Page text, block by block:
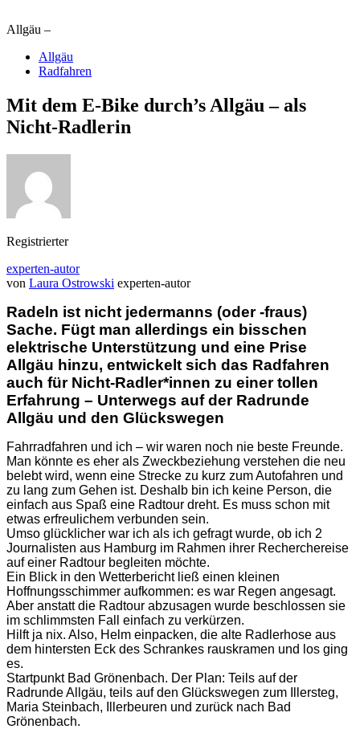
Allgäu –
Allgäu
Radfahren
Mit dem E-Bike durch’s Allgäu – als
Nicht-Radlerin
Registrierter
experten-autor
von Laura Ostrowski experten-autor
Radeln ist nicht jedermanns (oder -fraus)
Sache. Fügt man allerdings ein bisschen
elektrische Unterstützung und eine Prise
Allgäu hinzu, entwickelt sich das Radfahren
auch für Nicht-Radler*innen zu einer tollen
Erfahrung – Unterwegs auf der Radrunde
Allgäu und den Glückswegen
Fahrradfahren und ich – wir waren noch nie beste Freunde.
Man könnte es eher als Zweckbeziehung verstehen die neu
belebt wird, wenn eine Strecke zu kurz zum Autofahren und
zu lang zum Gehen ist. Deshalb bin ich keine Person, die
einfach aus Spaß eine Radtour dreht. Es muss schon mit
etwas erfreulichem verbunden sein.
Umso glücklicher war ich als ich gefragt wurde, ob ich 2
Journalisten aus Hamburg im Rahmen ihrer Recherchereise
auf einer Radtour begleiten möchte.
Ein Blick in den Wetterbericht ließ einen kleinen
Hoffnungsschimmer aufkommen: es war Regen angesagt.
Aber anstatt die Radtour abzusagen wurde beschlossen sie
im schlimmsten Fall einfach zu verkürzen.
Hilft ja nix. Also, Helm einpacken, die alte Radlerhose aus
dem hintersten Eck des Schrankes rauskramen und los ging
es.
Startpunkt Bad Grönenbach. Der Plan: Teils auf der
Radrunde Allgäu, teils auf den Glückswegen zum Illersteg,
Maria Steinbach, Illerbeuren und zurück nach Bad
Grönenbach.